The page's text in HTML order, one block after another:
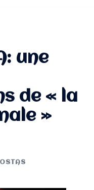
une
de « la
»